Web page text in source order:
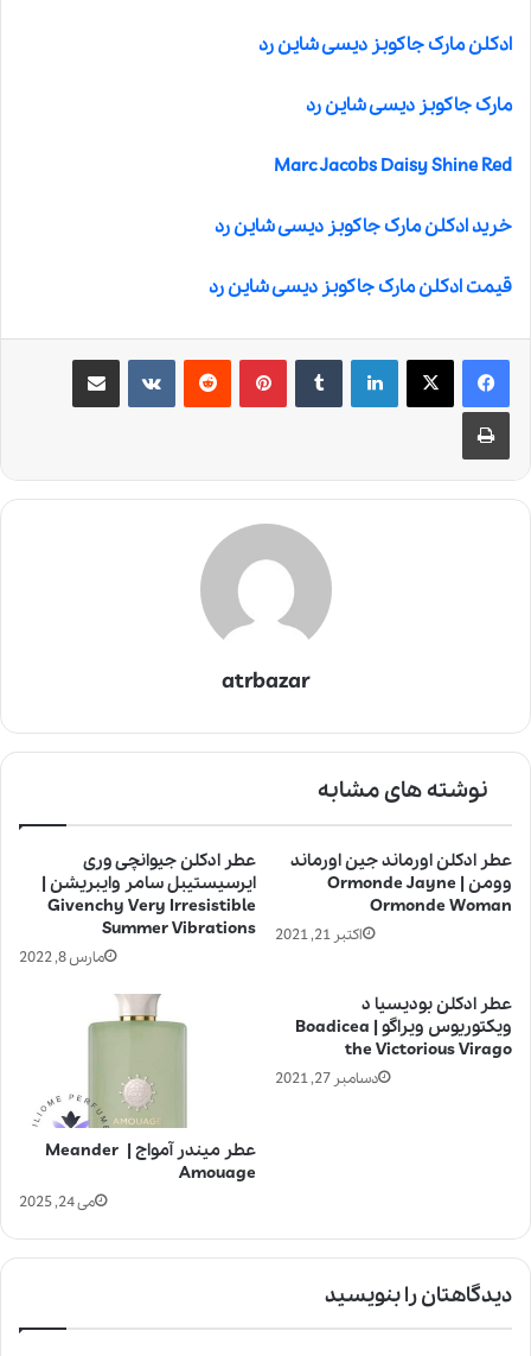
ادکلن مارک جاکوبز دیسی شاین رد
مارک جاکوبز دیسی شاین رد
Marc Jacobs Daisy Shine Red
خرید ادکلن مارک جاکوبز دیسی شاین رد
قیمت ادکلن مارک جاکوبز دیسی شاین رد
لینکدین ‫تامبلر ‫پین‌ترست‫رددیت ‫VKontakteاشتراک گذاری از طریق ایمیل
چاپ
atrbazar
نوشته های مشابه
عطر ادکلن جیوانچی وری
ایرسیستیبل سامر وایبریشن |
Givenchy Very Irresistible
Summer Vibrations
مارس 8, 2022
عطر ادکلن اورماند جین اورماند
وومن | Ormonde Jayne
Ormonde Woman
اکتبر 21, 2021
عطر میندر آمواج | Meander
Amouage
می 24, 2025
عطر ادکلن بودیسیا د
ویکتوریوس ویراگو | Boadicea
the Victorious Virago
دسامبر 27, 2021
دیدگاهتان را بنویسید